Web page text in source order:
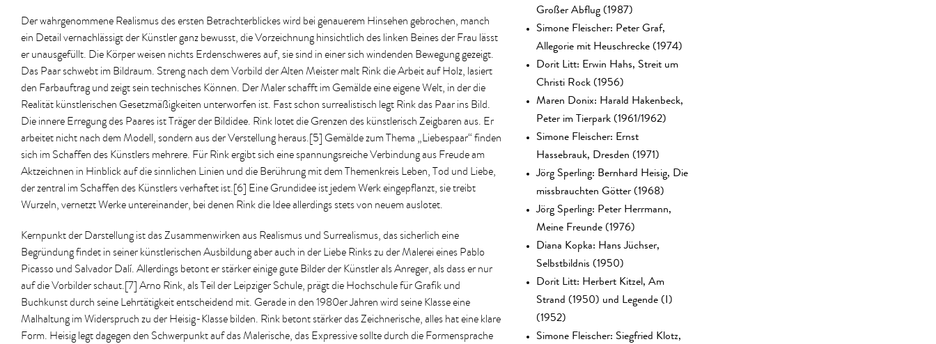
Großer Abflug (1987)
Simone Fleischer: Peter Graf,
Allegorie mit Heuschrecke (1974)
Dorit Litt: Erwin Hahs, Streit um
Christi Rock (1956)
Maren Donix: Harald Hakenbeck,
Peter im Tierpark (1961/1962)
Simone Fleischer: Ernst
Hassebrauk, Dresden (1971)
Jörg Sperling: Bernhard Heisig, Die
missbrauchten Götter (1968)
Jörg Sperling: Peter Herrmann,
Meine Freunde (1976)
Diana Kopka: Hans Jüchser,
Selbstbildnis (1950)
Dorit Litt: Herbert Kitzel, Am
Strand (1950) und Legende (I)
(1952)
Simone Fleischer: Siegfried Klotz,
Der wahrgenommene Realismus des ersten Betrachterblickes wird bei genauerem Hinsehen gebrochen, manch
ein Detail vernachlässigt der Künstler ganz bewusst, die Vorzeichnung hinsichtlich des linken Beines der Frau lässt
er unausgefüllt. Die Körper weisen nichts Erdenschweres auf, sie sind in einer sich windenden Bewegung gezeigt.
Das Paar schwebt im Bildraum. Streng nach dem Vorbild der Alten Meister malt Rink die Arbeit auf Holz, lasiert
den Farbauftrag und zeigt sein technisches Können. Der Maler schafft im Gemälde eine eigene Welt, in der die
Realität künstlerischen Gesetzmäßigkeiten unterworfen ist. Fast schon surrealistisch legt Rink das Paar ins Bild.
Die innere Erregung des Paares ist Träger der Bildidee. Rink lotet die Grenzen des künstlerisch Zeigbaren aus. Er
arbeitet nicht nach dem Modell, sondern aus der Verstellung heraus.[5] Gemälde zum Thema „Liebespaar“ finden
sich im Schaffen des Künstlers mehrere. Für Rink ergibt sich eine spannungsreiche Verbindung aus Freude am
Aktzeichnen in Hinblick auf die sinnlichen Linien und die Berührung mit dem Themenkreis Leben, Tod und Liebe,
der zentral im Schaffen des Künstlers verhaftet ist.[6] Eine Grundidee ist jedem Werk eingepflanzt, sie treibt
Wurzeln, vernetzt Werke untereinander, bei denen Rink die Idee allerdings stets von neuem auslotet.
Kernpunkt der Darstellung ist das Zusammenwirken aus Realismus und Surrealismus, das sicherlich eine
Begründung findet in seiner künstlerischen Ausbildung aber auch in der Liebe Rinks zu der Malerei eines Pablo
Picasso und Salvador Dalí. Allerdings betont er stärker einige gute Bilder der Künstler als Anreger, als dass er nur
auf die Vorbilder schaut.[7] Arno Rink, als Teil der Leipziger Schule, prägt die Hochschule für Grafik und
Buchkunst durch seine Lehrtätigkeit entscheidend mit. Gerade in den 1980er Jahren wird seine Klasse eine
Malhaltung im Widerspruch zu der Heisig-Klasse bilden. Rink betont stärker das Zeichnerische, alles hat eine klare
Form. Heisig legt dagegen den Schwerpunkt auf das Malerische, das Expressive sollte durch die Formensprache